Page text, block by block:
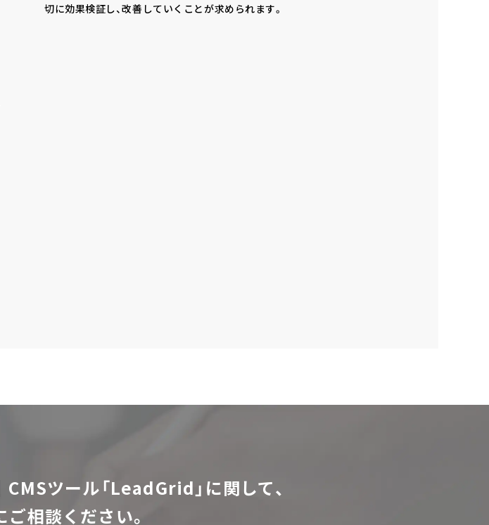
切に効果検証し、改善していくことが求められます。
ツール「LeadGrid」に関して、
相談ください。